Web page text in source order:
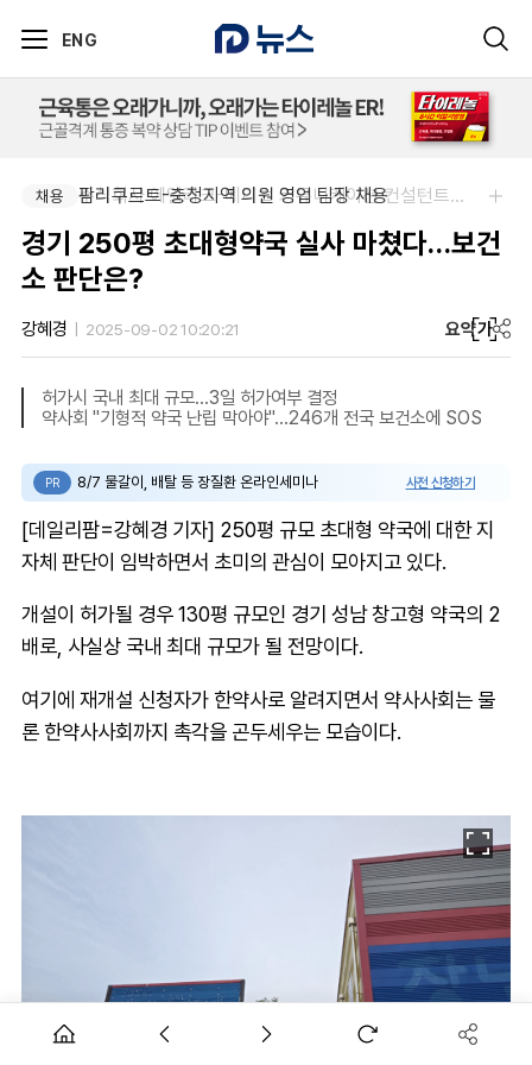
ENG
채용 팜리쿠르트-충청지역 의원 영업 팀장 채용
채용 주식회사 에일리크-메디컬 커뮤니케이션 컨설턴트(Associate) / 메디컬라이터 채용
경기 250평 초대형약국 실사 마쳤다…보건
소 판단은?
강혜경 2025-09-02 10:20:21 요약가
허가시 국내 최대 규모…3일 허가여부 결정
약사회 "기형적 약국 난립 막아야"…246개 전국 보건소에 SOS
PR 8/7 물갈이, 배탈 등 장질환 온라인세미나 사전 신청하기
[데일리팜=강혜경 기자] 250평 규모 초대형 약국에 대한 지
자체 판단이 임박하면서 초미의 관심이 모아지고 있다.
개설이 허가될 경우 130평 규모인 경기 성남 창고형 약국의 2
배로, 사실상 국내 최대 규모가 될 전망이다.
여기에 재개설 신청자가 한약사로 알려지면서 약사사회는 물
론 한약사사회까지 촉각을 곤두세우는 모습이다.